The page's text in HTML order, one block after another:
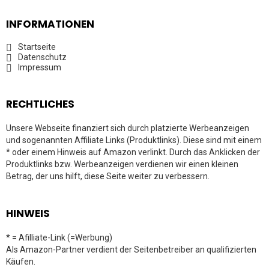
INFORMATIONEN
Startseite
Datenschutz
Impressum
RECHTLICHES
Unsere Webseite finanziert sich durch platzierte Werbeanzeigen
und sogenannten Affiliate Links (Produktlinks). Diese sind mit einem
* oder einem Hinweis auf Amazon verlinkt. Durch das Anklicken der
Produktlinks bzw. Werbeanzeigen verdienen wir einen kleinen
Betrag, der uns hilft, diese Seite weiter zu verbessern.
HINWEIS
* = Afilliate-Link (=Werbung)
Als Amazon-Partner verdient der Seitenbetreiber an qualifizierten
Käufen.